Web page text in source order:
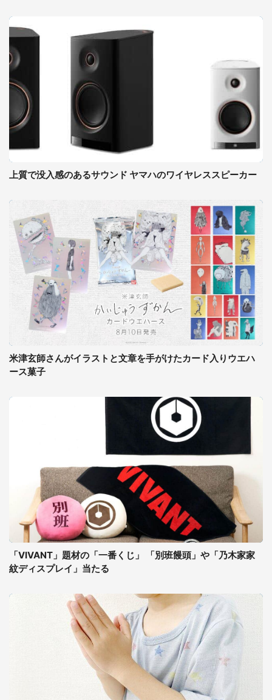
上質で没入感のあるサウンド ヤマハのワイヤレススピーカー
米津玄師さんがイラストと文章を手がけたカード入りウエハ
ース菓子
「VIVANT」題材の「一番くじ」 「別班饅頭」や「乃木家家
紋ディスプレイ」当たる